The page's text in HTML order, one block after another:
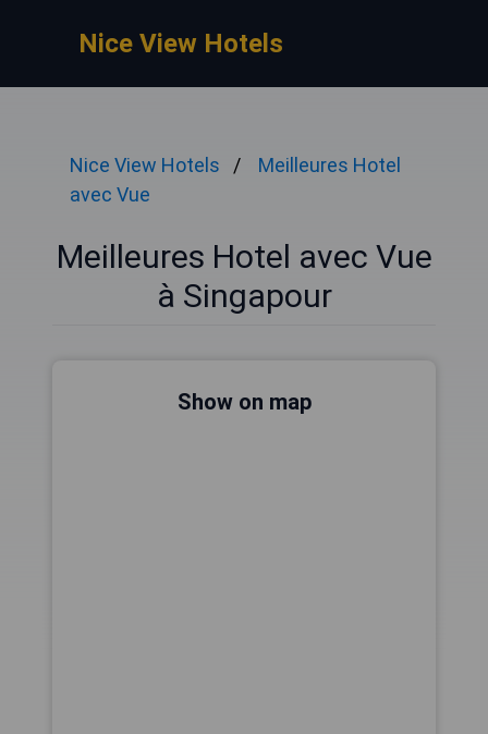
Nice View Hotels
Nice View Hotels
Meilleures Hotel
avec Vue
Meilleures Hotel avec Vue
à Singapour
Show on map